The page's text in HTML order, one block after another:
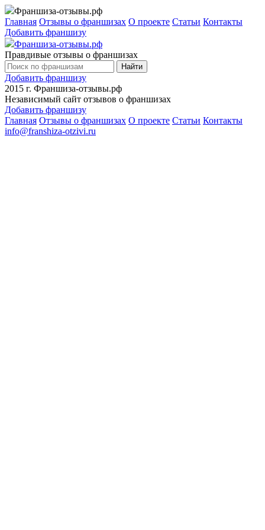
Франшиза-отзывы.рф
Главная Отзывы о франшизах О проекте Статьи Контакты
Добавить франшизу
Франшиза-отзывы.рф
Правдивые отзывы о франшизах
Найти
Добавить франшизу
2015 г. Франшиза-отзывы.рф
Независимый сайт отзывов о франшизах
Добавить франшизу
Главная Отзывы о франшизах О проекте Статьи Контакты
info@franshiza-otzivi.ru